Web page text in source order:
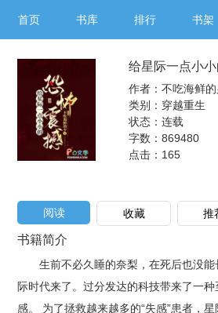
首页 书库 排行 书架
给星际一点小
作者：不吃海鲜
类别：穿越重生
状态：连载
字数：869480
点击： 165
阅读 收藏 推
书籍简介
生前不必久睡的奈梨，在死后也没能
际时代来了。过分发达的科技带来了一
感。 为了拯救越来越多的“失感”患者，